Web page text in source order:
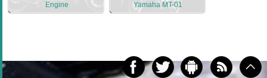
Engine
Yamaha MT-01